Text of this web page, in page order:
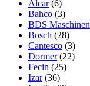
Alcar (6)
Bahco (3)
BDS Maschinen
Bosch (28)
Cantesco (3)
Dormer (22)
Fecin (25)
Izar (36)